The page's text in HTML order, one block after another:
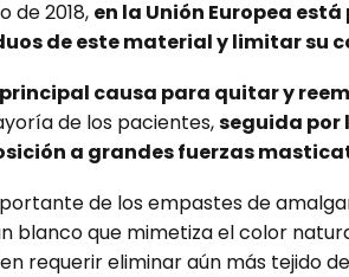
de 2018, en la Unión Europea
de este material y limitar su
causa para quitar y
de los pacientes,seguida por
a grandes fuerzas
de los empastes de
blanco que mimetiza el color
requerir eliminar aún más tejido